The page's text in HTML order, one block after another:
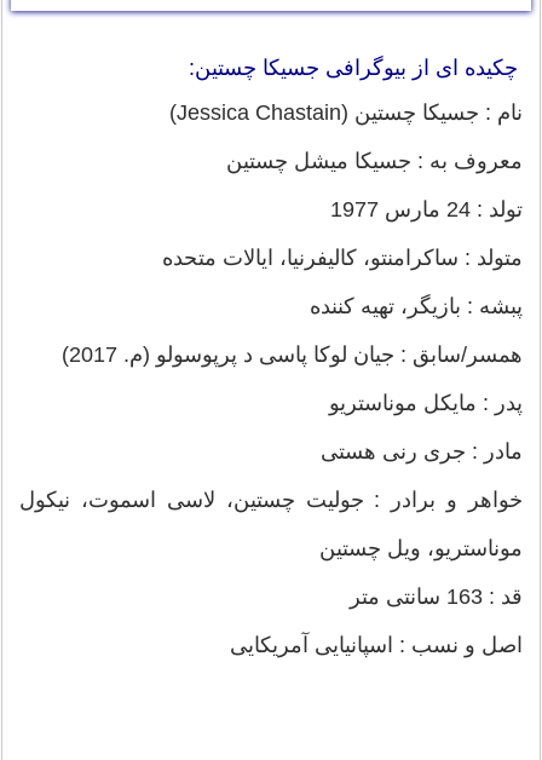
چکیده ای از بیوگرافی جسیکا چستین:
نام : جسیکا چستین (Jessica Chastain)
معروف به : جسیکا میشل چستین
تولد : 24 مارس 1977
متولد : ساکرامنتو، کالیفرنیا، ایالات متحده
پبشه : بازیگر، تهیه کننده
همسر/سابق : جیان لوکا پاسی د پرپوسولو (م. 2017)
پدر : مایکل موناستریو
مادر : جری رنی هستی
خواهر و برادر : جولیت چستین، لاسی اسموت، نیکول
موناستریو، ویل چستین
قد : 163 سانتی متر
اصل و نسب : اسپانیایی آمریکایی